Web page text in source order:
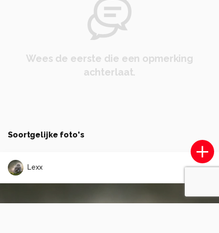
Wees de eerste die een opmerking
achterlaat.
Soortgelijke foto's
Lexx